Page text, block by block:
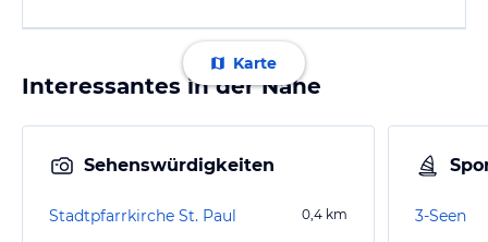
Karte
Interessantes in der Nähe
Sehenswürdigkeiten
Stadtpfarrkirche St. Paul 0,4 km 3-Seen